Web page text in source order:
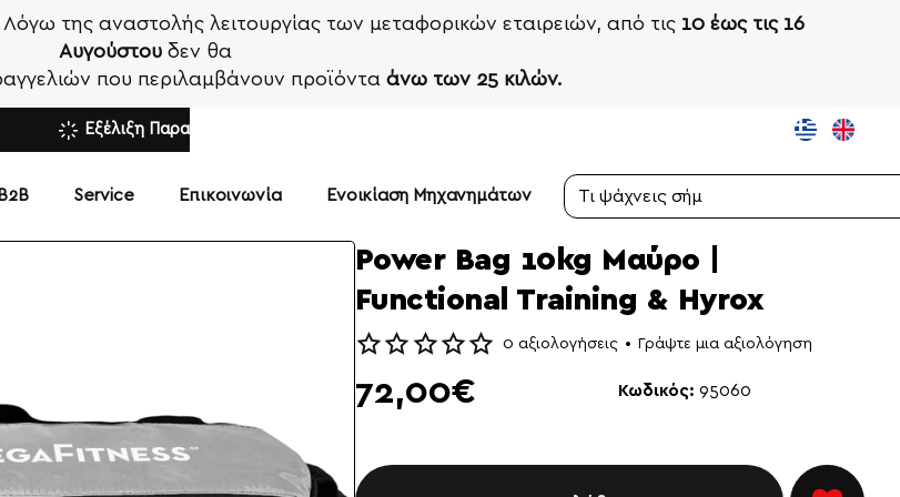
Λόγω της αναστολής λειτουργίας των μεταφορικών εταιρειών, από τις 10 έως τις 16
Αυγούστου δεν θα
που περιλαμβάνουν προϊόντα άνω των 25 κιλών.
Εξέλιξη Παραγγελίας
Β2Β Service Επικοινωνία Ενοικίαση Μηχανημάτων
Τι
σήμερα;
Power Bag 10kg Μαύρο |
Functional Training & Hyrox
0 αξιολογήσεις • Γράψτε μια αξιολόγηση
72,00€ Κωδικός: 95060